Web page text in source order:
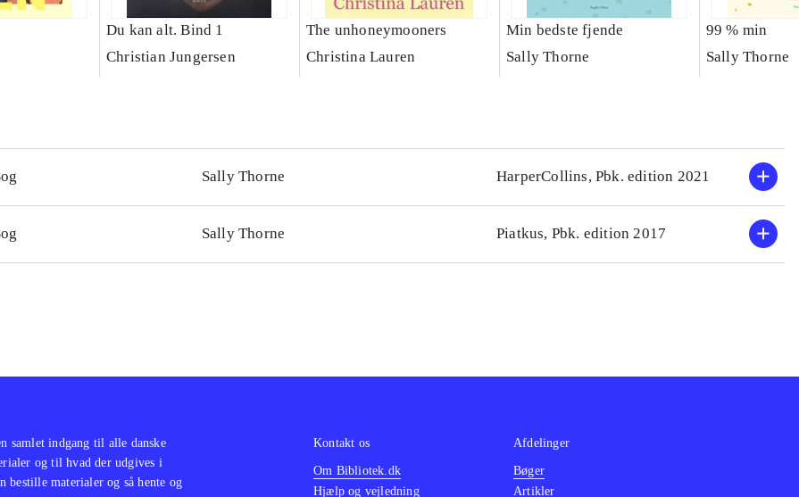
Du kan alt. Bind 1
Christian Jungersen
The unhoneymooners
Christina Lauren
Min bedste fjende
Sally Thorne
99 % min
Sally Thorne
Sally Thorne HarperCollins, Pbk. edition 2021
Sally Thorne Piatkus, Pbk. edition 2017
samlet indgang til alle danske
og til hvad der udgives i
bestille materialer og så hente og
Kontakt os
Om Bibliotek.dk
Hjælp og vejledning
Afdelinger
Bøger
Artikler